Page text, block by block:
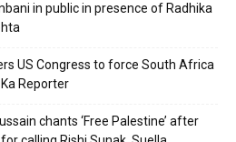
in public in presence of Radhika
US Congress to force South Africa
Reporter
chants ‘Free Palestine’ after